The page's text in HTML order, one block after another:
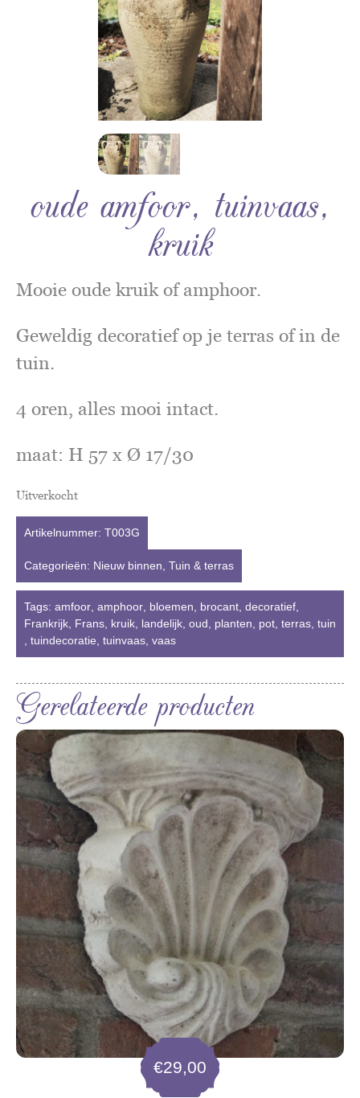
oude amfoor, tuinvaas,
kruik
Mooie oude kruik of amphoor.
Geweldig decoratief op je terras of in de
tuin.
4 oren, alles mooi intact.
maat: H 57 x Ø 17/30
Uitverkocht
Artikelnummer: T003G
Categorieën: Nieuw binnen Tuin & terras
Tags: amfoor amphoor bloemen brocant decoratief
Frankrijk Frans kruik landelijk oud planten pot terras tuin
tuindecoratie tuinvaas vaas
Gerelateerde producten
€29,00